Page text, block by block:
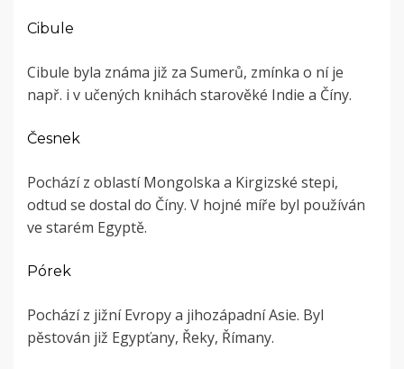
Cibule
Cibule byla známa již za Sumerů, zmínka o ní je
např. i v učených knihách starověké Indie a Číny.
Česnek
Pochází z oblastí Mongolska a Kirgizské stepi,
odtud se dostal do Číny. V hojné míře byl používán
ve starém Egyptě.
Pórek
Pochází z jižní Evropy a jihozápadní Asie. Byl
pěstován již Egypťany, Řeky, Římany.